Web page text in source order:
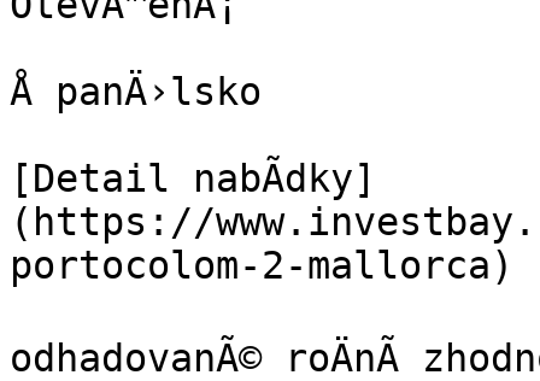
Å panÄ›lsko
[Detail nabÃ­dky]
(https://
portocolom-2-mallorca)
odhadovanÃ© roÄnÃ­